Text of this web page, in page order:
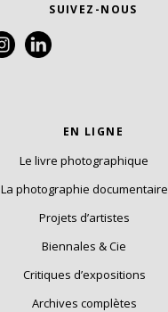
SUIVEZ-NOUS
EN LIGNE
Le livre photographique
La photographie documentaire
Projets d’artistes
Biennales & Cie
Critiques d’expositions
Archives complètes